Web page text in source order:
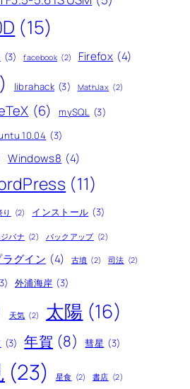
(15)
(3) facebook (2) Firefox (4)
librahack (3) MathJax (2)
(6) mySQL (3)
10.04 (3)
Windows8 (4)
(11)
り (2) インストール (3)
バナ (2) バックアップ (2)
ラグイン (4) 古墳 (2) 司法 (2)
外浦海岸 (3)
天気 (2) 太陽 (16)
(3) 年賀 (8) 彗星 (3)
(23) 星食 (2) 書店 (2)